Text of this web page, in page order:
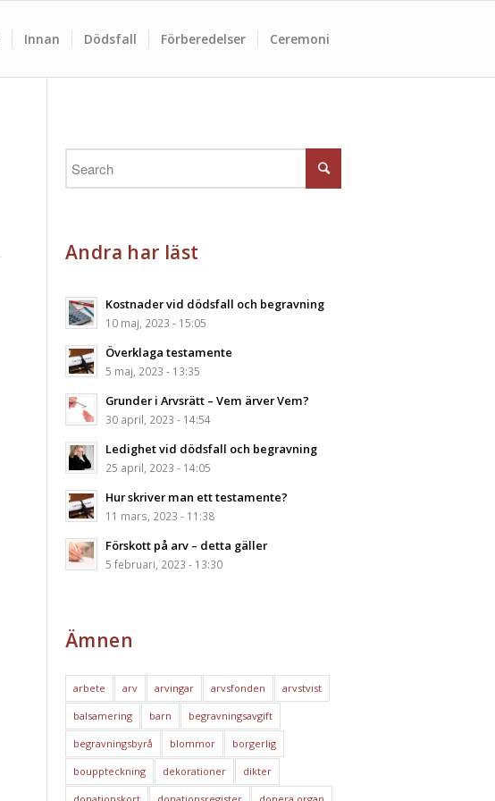
Innan Dödsfall Förberedelser Ceremoni
Andra har läst
Kostnader vid dödsfall och begravning
10 maj, 2023 - 15:05
Överklaga testamente
5 maj, 2023 - 13:35
Grunder i Arvsrätt – Vem ärver Vem?
30 april, 2023 - 14:54
Ledighet vid dödsfall och begravning
25 april, 2023 - 14:05
Hur skriver man ett testamente?
11 mars, 2023 - 11:38
Förskott på arv – detta gäller
5 februari, 2023 - 13:30
Ämnen
arbete arv arvingar arvsfonden arvstvist
balsamering barn begravningsavgift
begravningsbyrå blommor borgerlig
bouppteckning dekorationer dikter